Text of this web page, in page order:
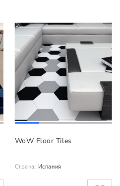
WoW Floor Tiles
Страна: Испания